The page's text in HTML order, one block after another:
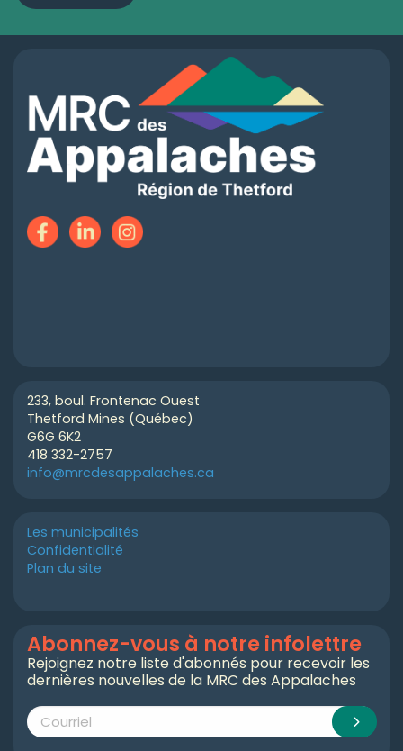
233, boul. Frontenac Ouest
Thetford Mines (Québec)
G6G 6K2
418 332-2757
info@mrcdesappalaches.ca
Les municipalités
Confidentialité
Plan du site
Abonnez-vous à notre infolettre
Rejoignez notre liste d'abonnés pour recevoir les
dernières nouvelles de la MRC des Appalaches